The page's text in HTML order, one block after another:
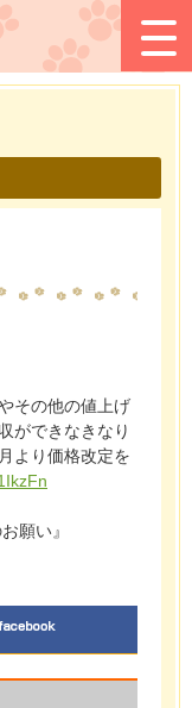
その他の値上げ
ができなきなり
より価格改定を
願い』